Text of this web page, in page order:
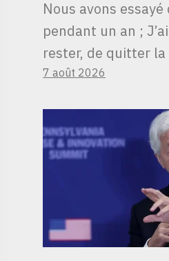
Nous avons
pendant un an ;
rester, de quitter
7 août 2026